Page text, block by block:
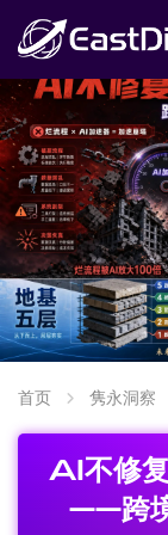
首页 隽永洞察
AI不修
——跨